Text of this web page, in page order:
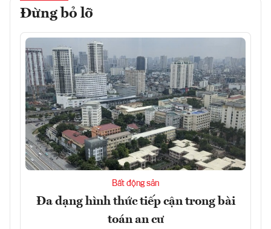
Đừng bỏ lỡ
Bất động sản
Đa dạng hình thức tiếp cận trong bài
toán an cư